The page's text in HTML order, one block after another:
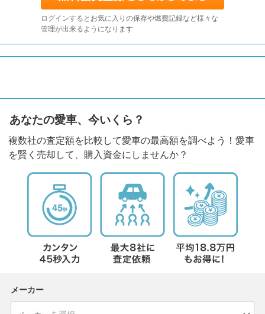
ログインするとお気に入りの保存や燃費記録など様々な
管理が出来るようになります
あなたの愛車、今いくら？
複数社の査定額を比較して愛車の最高額を調べよう！愛車
を賢く売却して、購入資金にしませんか？
メーカー